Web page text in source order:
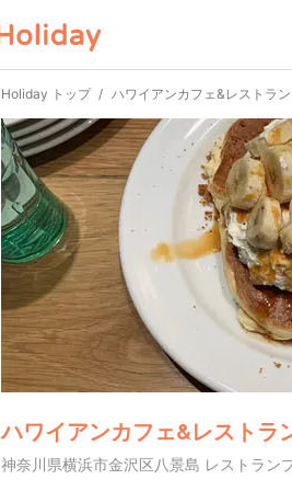
Holiday トップ ハワイアンカフェ&レストラ
ハワイアンカフェ&レストラ
神奈川県横浜市金沢区八景島 レストラン